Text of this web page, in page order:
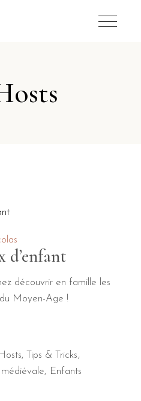
d’enfant
découvrir en famille les
Moyen-Age !
,
Tips & Tricks
Enfants